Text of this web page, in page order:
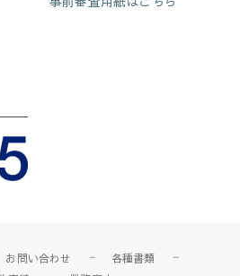
お問い合わせ
各種書類